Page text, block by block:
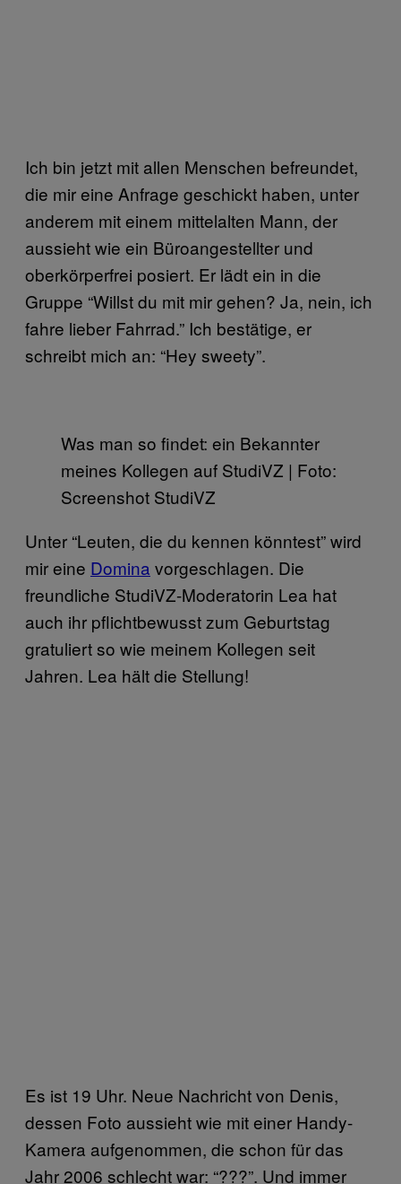
Ich bin jetzt mit allen Menschen befreundet,
die mir eine Anfrage geschickt haben, unter
anderem mit einem mittelalten Mann, der
aussieht wie ein Büroangestellter und
oberkörperfrei posiert. Er lädt ein in die
Gruppe “Willst du mit mir gehen? Ja, nein, ich
fahre lieber Fahrrad.” Ich bestätige, er
schreibt mich an: “Hey sweety”.
Was man so findet: ein Bekannter
meines Kollegen auf StudiVZ | Foto:
Screenshot StudiVZ
Unter “Leuten, die du kennen könntest” wird
mir eine Domina vorgeschlagen. Die
freundliche StudiVZ-Moderatorin Lea hat
auch ihr pflichtbewusst zum Geburtstag
gratuliert so wie meinem Kollegen seit
Jahren. Lea hält die Stellung!
Es ist 19 Uhr. Neue Nachricht von Denis,
dessen Foto aussieht wie mit einer Handy-
Kamera aufgenommen, die schon für das
Jahr 2006 schlecht war: “???”. Und immer